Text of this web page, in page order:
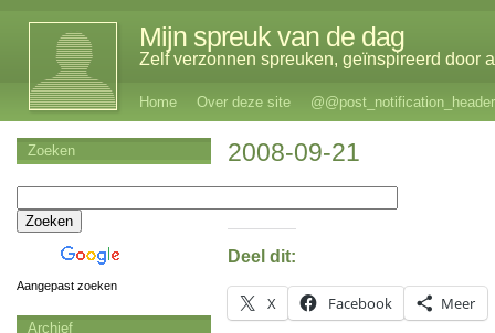
Mijn spreuk van de dag
Zelf verzonnen spreuken, geïnspireerd door
Home Over deze site @@post_notification_header
2008-09-21
Deel dit:
X Facebook Meer
Zoeken
Aangepast zoeken
Archief